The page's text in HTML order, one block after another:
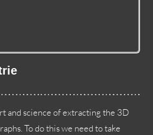
and science of extracting the 3D
.To do this we need to take